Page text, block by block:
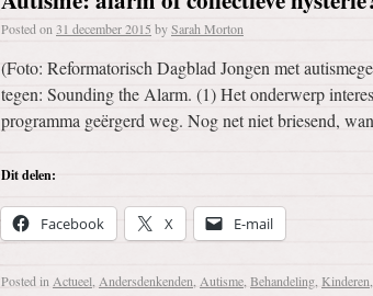
Posted on 31 december 2015 bySarah Morton
(Foto: Reformatorisch Dagblad Jongen met
tegen: Sounding the Alarm. (1) Het onderwerp
programma geërgerd weg. Nog net niet briesend,
Dit delen:
Facebook X E-mail
Posted in Actueel Andersdenkenden Autisme Behandeling Kinderen